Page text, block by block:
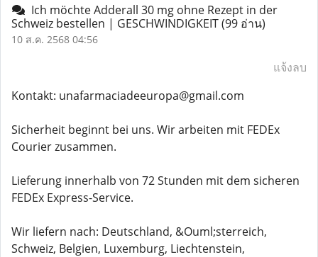
Ich möchte Adderall 30 mg ohne Rezept in der
Schweiz bestellen | GESCHWINDIGKEIT(99 อ่าน)
10 ส.ค. 2568 04:56
แจ้งลบ
Kontakt: unafarmaciadeeuropa@gmail.com
Sicherheit beginnt bei uns. Wir arbeiten mit FEDEx
Courier zusammen.
Lieferung innerhalb von 72 Stunden mit dem sicheren
FEDEx Express-Service.
Wir liefern nach: Deutschland, &Ouml;sterreich,
Schweiz, Belgien, Luxemburg, Liechtenstein,